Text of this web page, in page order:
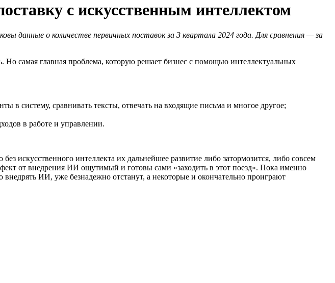
с искусственным интеллектом
данные о количестве первичных поставок за 3 квартала 2024 года. Для сравнения — за
самая главная проблема, которую решает бизнес с помощью интеллектуальных
в систему, сравнивать тексты, отвечать на входящие письма и многое другое;
в работе и управлении.
искусственного интеллекта их дальнейшее развитие либо затормозится, либо совсем
от внедрения ИИ ощутимый и готовы сами «заходить в этот поезд». Пока именно
ИИ, уже безнадежно отстанут, а некоторые и окончательно проиграют